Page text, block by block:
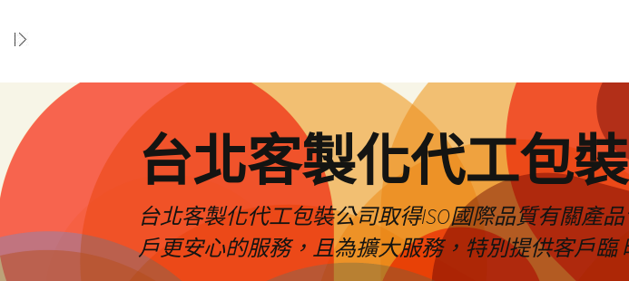
台北客製化代工包
台北客製化代工包裝公司取得ISO國際品質有關產
戶更安心的服務，且為擴大服務，特別提供客戶